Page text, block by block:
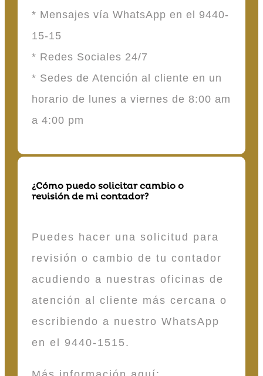
* Mensajes vía WhatsApp en el 9440-
15-15
* Redes Sociales 24/7
* Sedes de Atención al cliente en un
horario de lunes a viernes de 8:00 am
a 4:00 pm
¿Cómo puedo solicitar cambio o
revisión de mi contador?
Puedes hacer una solicitud para
revisión o cambio de tu contador
acudiendo a nuestras oficinas de
atención al cliente más cercana o
escribiendo a nuestro WhatsApp
en el 9440-1515.